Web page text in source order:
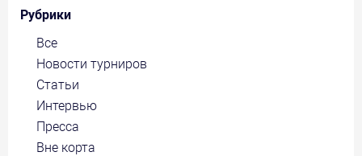
Рубрики
Все
Новости турниров
Статьи
Интервью
Пресса
Вне корта